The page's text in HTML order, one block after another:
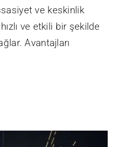
ve keskinlik
ve etkili bir şekilde
Avantajları